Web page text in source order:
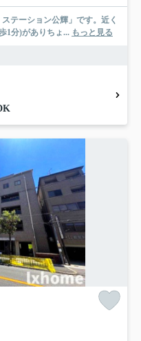
テーション公輝」です。近く
1分)がありちょ... もっと見る